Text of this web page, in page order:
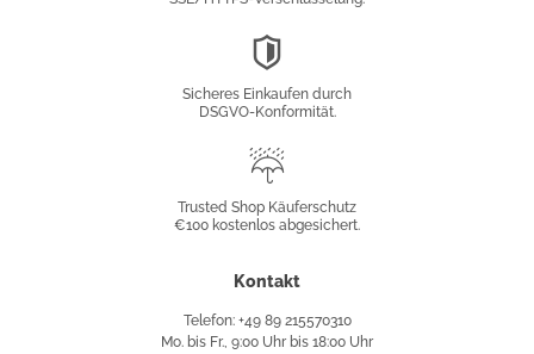
Sicheres Einkaufen durch
DSGVO-Konformität.
Käuferschutz
Trusted Shop Käuferschutz
€100 kostenlos abgesichert.
Kontakt
Telefon: +49 89 215570310
Mo. bis Fr., 9:00 Uhr bis 18:00 Uhr